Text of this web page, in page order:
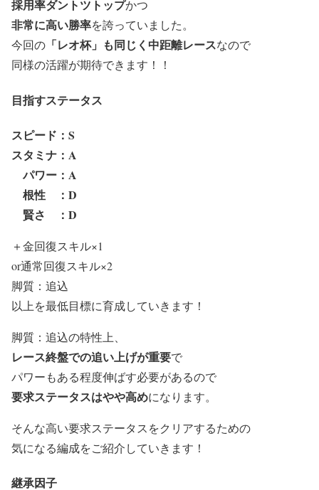
採用率ダントツトップかつ
非常に高い勝率を誇っていました。
今回の 「レオ杯」も同じく中距離レースなので
同様の活躍が期待できます！！
目指すステータス
スピード：S
スタミナ：A
パワー：A
根性 ：D
賢さ ：D
＋金回復スキル×1
or通常回復スキル×2
脚質：追込
以上を最低目標に育成していきます！
脚質：追込の特性上、
レース終盤での追い上げが重要で
パワーもある程度伸ばす必要があるので
要求ステータスはやや高めになります。
そんな高い要求ステータスをクリアするための
気になる編成をご紹介していきます！
継承因子